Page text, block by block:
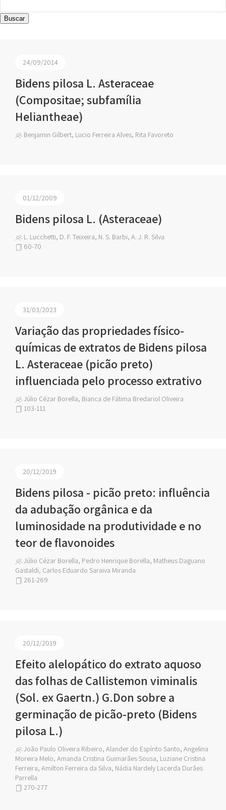
Buscar
24/09/2014
Bidens pilosa L. Asteraceae
(Compositae; subfamília
Heliantheae)
Benjamin Gilbert, Lucio Ferreira Alves, Rita Favoreto
01/12/2009
Bidens pilosa L. (Asteraceae)
L. Lucchetti, D. F. Teixeira, N. S. Barbi, A. J. R. Silva
60-70
31/03/2023
Variação das propriedades físico-
químicas de extratos de Bidens pilosa
L. Asteraceae (picão preto)
influenciada pelo processo extrativo
Júlio Cézar Borella, Bianca de Fátima Bredariol Oliveira
103-111
20/12/2019
Bidens pilosa - picão preto: influência
da adubação orgânica e da
luminosidade na produtividade e no
teor de flavonoides
Júlio Cézar Borella, Pedro Henrique Borella, Matheus Daguano
Gastaldi, Carlos Eduardo Saraiva Miranda
261-269
20/12/2019
Efeito alelopático do extrato aquoso
das folhas de Callistemon viminalis
(Sol. ex Gaertn.) G.Don sobre a
germinação de picão-preto (Bidens
pilosa L.)
João Paulo Oliveira Ribeiro, Alander do Espírito Santo, Angelina
Moreira Melo, Amanda Cristina Guimarães Sousa, Luziane Cristina
Ferreira, Amilton Ferreira da Silva, Nádia Nardely Lacerda Durães
Parrella
270-277